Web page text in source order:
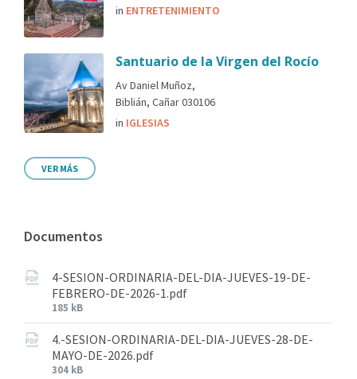
in ENTRETENIMIENTO
Santuario de la Virgen del Rocío
Av Daniel Muñoz,
Biblián, Cañar 030106
in IGLESIAS
VER MÁS
Documentos
4-SESION-ORDINARIA-DEL-DIA-JUEVES-19-DE-
FEBRERO-DE-2026-1.pdf
185 kB
4.-SESION-ORDINARIA-DEL-DIA-JUEVES-28-DE-
MAYO-DE-2026.pdf
304 kB